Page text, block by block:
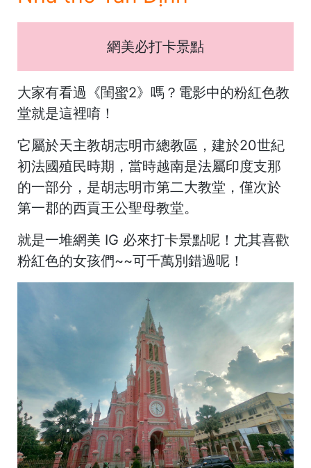
網美必打卡景點
大家有看過《閨蜜2》嗎？電影中的粉紅色教
堂就是這裡唷！
它屬於天主教胡志明市總教區，建於20世紀
初法國殖民時期，當時越南是法屬印度支那
的一部分，是胡志明市第二大教堂，僅次於
第一郡的西貢王公聖母教堂。
就是一堆網美 IG 必來打卡景點呢！尤其喜歡
粉紅色的女孩們~~可千萬別錯過呢！